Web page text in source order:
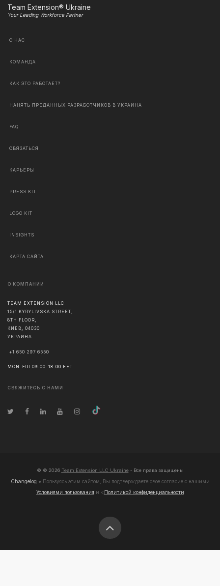
Team Extension® Ukraine
Your Leading Workforce Partner
О НАС
КОМАНДА
КАК ЭТО РАБОТАЕТ?
НАНЯТЬ ПРЕДАННЫХ РАЗРАБОТЧИКОВ В УКРАИНА
FAQ
СВЯЗАТЬСЯ
КАРЬЕРЫ
PRESS KIT
LOGO KIT
INSIGHTS
КАРТА САЙТА
О КОМПАНИИ
TEAM EXTENSION LLC
15/1 KYRYLIVSKA STREET,
8TH FLOOR,
КИЕВ, 04030
УКРАИНА
+1 650 297 6550
MON-FRI 09:00-18:00 EET
СВЯЖИТЕСЬ С НАМИ
© © 2026 Team Extension LLC Ukraine- Все права защищены
Changelog ● Пользуясь этим сайтом, Вы подтверждаете свое согласие с нашими
Условиями пользования и <Политикой конфиденциальности